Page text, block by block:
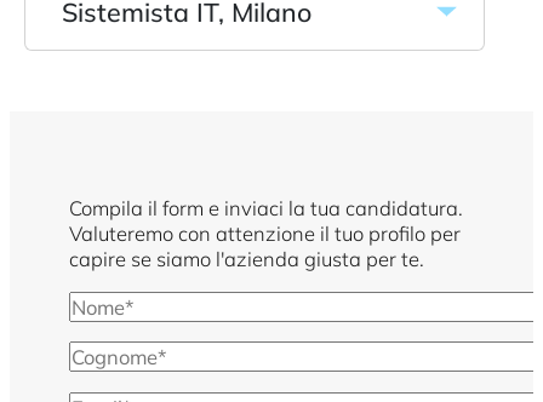
Sistemista IT, Milano
Compila il form e inviaci la tua candidatura.
Valuteremo con attenzione il tuo profilo per
capire se siamo l'azienda giusta per te.